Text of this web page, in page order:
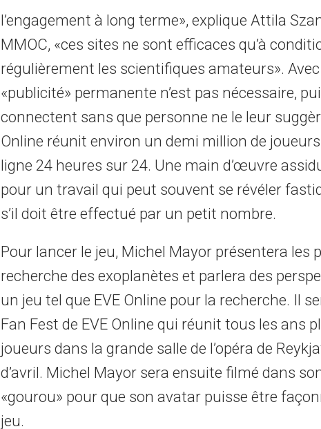
l’engagement à long terme», explique Attila
MMOC, «ces sites ne sont efficaces qu’à
régulièrement les scientifiques amateurs».
«publicité» permanente n’est pas nécessaire,
connectent sans que personne ne le leur
Online réunit environ un demi million de
ligne 24 heures sur 24. Une main d’œuvre
pour un travail qui peut souvent se révéler
s’il doit être effectué par un petit nombre.
Pour lancer le jeu, Michel Mayor présentera les
recherche des exoplanètes et parlera des
un jeu tel que EVE Online pour la recherche. Il
Fan Fest de EVE Online qui réunit tous les ans
joueurs dans la grande salle de l’opéra de
d’avril. Michel Mayor sera ensuite filmé dans
«gourou» pour que son avatar puisse être
jeu.